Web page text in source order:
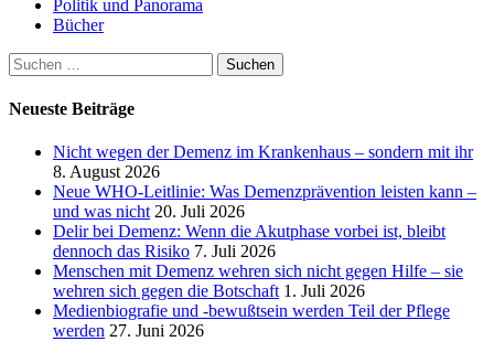
Politik und Panorama
Bücher
Suchen
nach:
Neueste Beiträge
Nicht wegen der Demenz im Krankenhaus – sondern mit ihr
8. August 2026
Neue WHO-Leitlinie: Was Demenzprävention leisten kann –
und was nicht 20. Juli 2026
Delir bei Demenz: Wenn die Akutphase vorbei ist, bleibt
dennoch das Risiko 7. Juli 2026
Menschen mit Demenz wehren sich nicht gegen Hilfe – sie
wehren sich gegen die Botschaft 1. Juli 2026
Medienbiografie und -bewußtsein werden Teil der Pflege
werden 27. Juni 2026